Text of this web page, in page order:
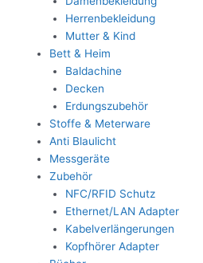
Herrenbekleidung
Mutter & Kind
Bett & Heim
Baldachine
Decken
Erdungszubehör
Stoffe & Meterware
Anti Blaulicht
Messgeräte
Zubehör
NFC/RFID Schutz
Ethernet/LAN Adapter
Kabelverlängerungen
Kopfhörer Adapter